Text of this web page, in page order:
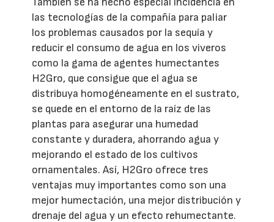
las tecnologías de la compañía para paliar
los problemas causados por la sequía y
reducir el consumo de agua en los viveros
como la gama de agentes humectantes
H2Gro, que consigue que el agua se
distribuya homogéneamente en el sustrato,
se quede en el entorno de la raíz de las
plantas para asegurar una humedad
constante y duradera, ahorrando agua y
mejorando el estado de los cultivos
ornamentales. Así, H2Gro ofrece tres
ventajas muy importantes como son una
mejor humectación, una mejor distribución y
drenaje del agua y un efecto rehumectante.